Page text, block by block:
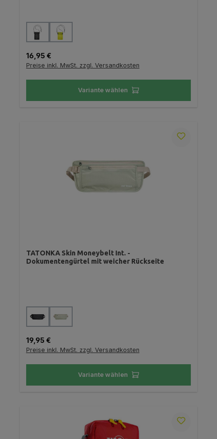
Farbe auswählen
Regulärer Preis:
16,95 €
Preise inkl. MwSt. zzgl. Versandkosten
Variante wählen
TATONKA Skin Moneybelt Int. -
Dokumentengürtel mit weicher Rückseite
Farbe auswählen
Regulärer Preis:
19,95 €
Preise inkl. MwSt. zzgl. Versandkosten
Variante wählen